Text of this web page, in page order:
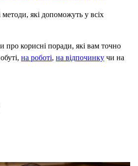
які допоможуть у всіх
про корисні поради, які вам точно
на роботі, на відпочинку чи на